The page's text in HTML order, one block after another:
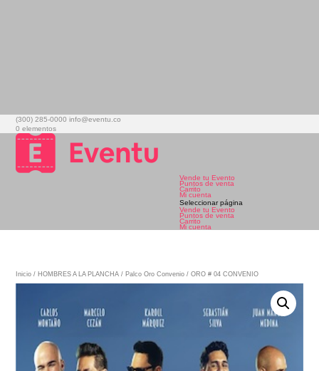
(300) 285-0000 info@eventu.co
0 elementos
Vende tu Evento
Puntos de venta
Carrito
Mi cuenta
Seleccionar página
Vende tu Evento
Puntos de venta
Carrito
Mi cuenta
Inicio / HOMBRES A LA PLANCHA / Palco Oro Convenio / ORO # 04 CONVENIO